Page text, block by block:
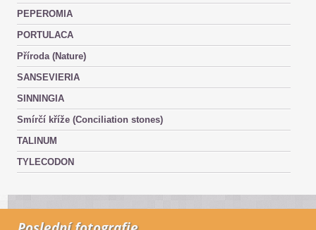
PEPEROMIA
PORTULACA
Příroda (Nature)
SANSEVIERIA
SINNINGIA
Smírčí kříže (Conciliation stones)
TALINUM
TYLECODON